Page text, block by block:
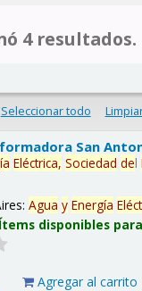
4 resultados.
Seleccionar todo
San
Eléctrica, Sociedad del
Agua y Energía
Ítems disponibles
Agregar al carrito